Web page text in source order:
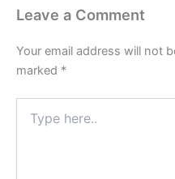
Leave a Comment
Your email address will not
marked *
here..